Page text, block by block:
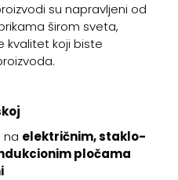
su napravljeni od
širom sveta,
kvalitet koji biste
na električnim, staklo-
pločama